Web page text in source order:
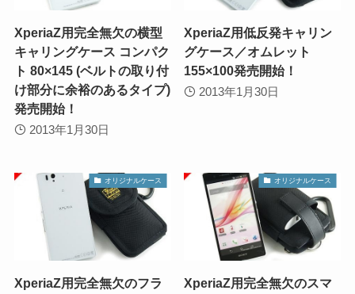
XperiaZ用完全無欠の横型
キャリングケース コンパク
ト 80×145 (ベルトの取り付
け部分に余裕のあるタイプ)
発売開始！
2013年1月30日
XperiaZ用低反発キャリン
グケース／オムレット
155×100発売開始！
2013年1月30日
オリジナルケース
XperiaZ用完全無欠のフラ
オリジナルケース
XperiaZ用完全無欠のスマ